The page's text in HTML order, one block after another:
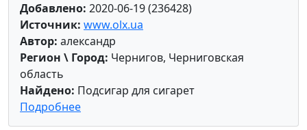
Добавлено: 2020-06-19 (236428)
Источник: www.olx.ua
Автор: александр
Регион \ Город: Чернигов, Черниговская
область
Найдено: Подсигар для сигарет
Подробнее